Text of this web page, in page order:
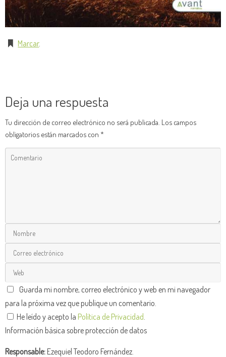
Marcar.
Deja una respuesta
Tu dirección de correo electrónico no será publicada. Los campos
obligatorios están marcados con *
Guarda mi nombre, correo electrónico y web en mi navegador
para la próxima vez que publique un comentario.
He leído y acepto la Política de Privacidad
Información básica sobre protección de datos
Responsable:Ezequiel Teodoro Fernández.